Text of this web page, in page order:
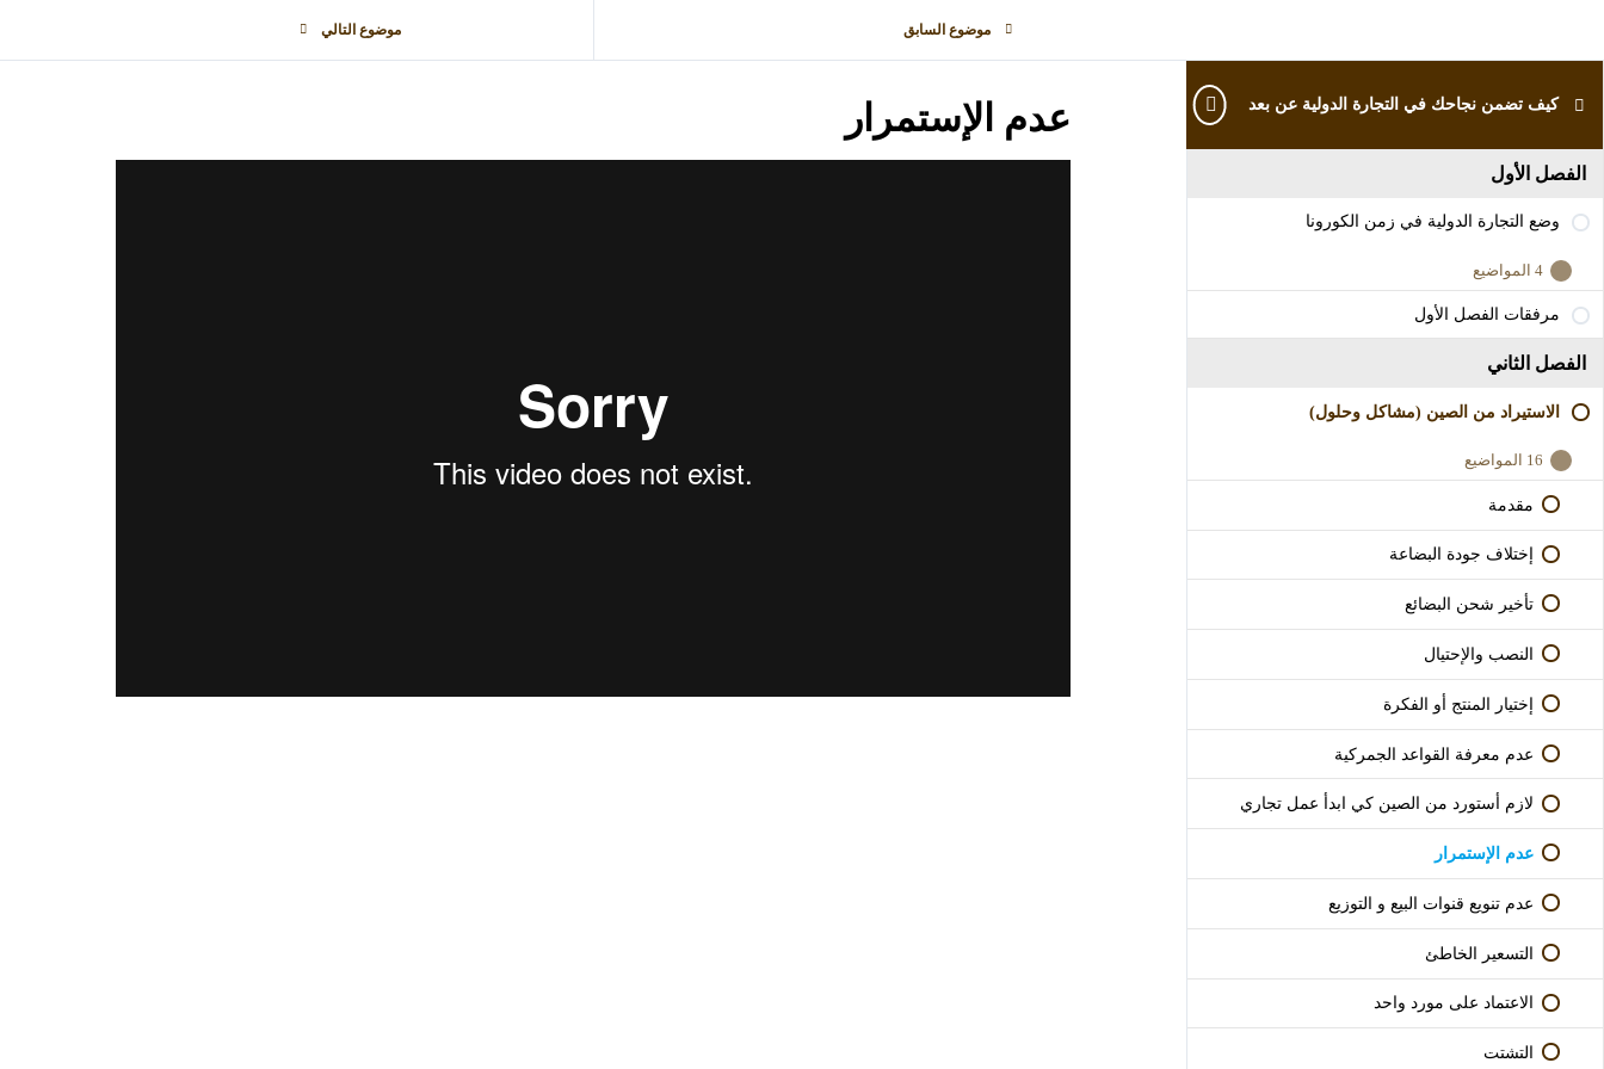
كيف تضمن نجاحك في التجارة الدولية عن بعد
الفصل الأول
وضع التجارة الدولية في زمن الكورونا
عرض
الكل
وضع
التجارة
الدولية
في
زمن
الكورونا
4 المواضيع
مقدمة
في كل أزمة يوجد فرص
القوة الشرائية في زمن الكورونا
لن يبقى في السوق إلا المتعلم
مرفقات الفصل الأول
الفصل الثاني
الاستيراد من الصين (مشاكل وحلول)
إخفاء
الاستيراد
الصين
وحلول)
16 المواضيع
مقدمة
إختلاف جودة البضاعة
تأخير شحن البضائع
النصب والإحتيال
إختيار المنتج أو الفكرة
عدم معرفة القواعد الجمركية
لازم أستورد من الصين كي ابدأ عمل تجاري
عدم الإستمرار
عدم تنويع قنوات البيع و التوزيع
التسعير الخاطئ
الاعتماد على مورد واحد
التشتت
موضوع السابق موضوع التالي
عدم الإستمرار